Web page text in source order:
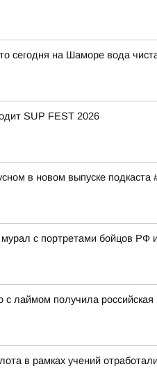
сегодня на Шаморе вода
SUP FEST 2026
в новом выпуске
с портретами бойцов РФ
лаймом получила
в рамках учений